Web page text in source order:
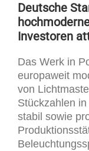
Deutsche
Investoren
Das Werk in
europaweit
von
Stückzahlen
stabil sowie